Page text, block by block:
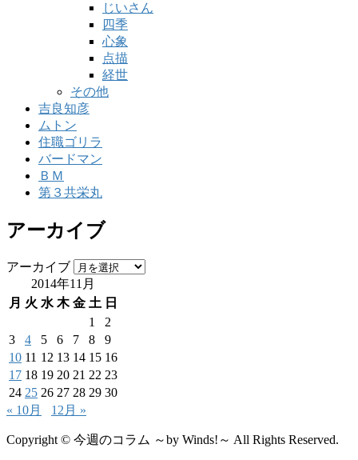
じいさん
四季
心象
点描
経世
その他
吉良知彦
ムトン
住職ゴリラ
バードマン
ＢＭ
第３共栄丸
アーカイブ
アーカイブ
2014年11月
月 火 水 木 金 土 日
1
2
3
4 5 6 7 8
9
10 11 12 13 14 15 16
17 18 19 20 21 22 23
24 25 26 27 28 29 30
« 10月
12月 »
Copyright © 今週のコラム ～by Winds!～ All Rights Reserved.